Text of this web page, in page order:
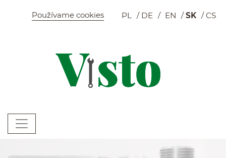
Szybkie menu
Používame cookies PL DE EN SK CS
Menu główne
Snímky — mobil